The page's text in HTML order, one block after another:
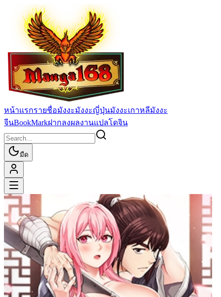
หน้าแรกรายชื่อมังงะมังงะญี่ปุ่นมังงะเกาหลีมังงะ
จีนBookMarkฝากลงผลงานแปลโดจิน
มืด